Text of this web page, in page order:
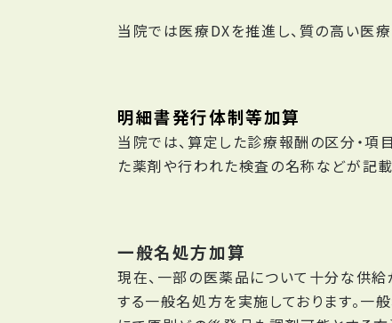
当院では医療DXを推進し、質の高い医
明細書発行体制等加算
当院では、算定した診療報酬の区分・
た薬剤や行われた検査の名称などが記載
一般名処方加算
現在、一部の医薬品について十分な供
する一般名処方を実施しております。一